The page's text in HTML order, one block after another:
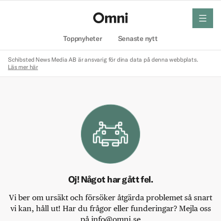
Toppnyheter Senaste nytt
meny
Schibsted News Media AB är ansvarig för dina data på denna webbplats.
Läs mer här
Oj! Något har gått fel.
Vi ber om ursäkt och försöker åtgärda problemet så snart
vi kan, håll ut! Har du frågor eller funderingar? Mejla oss